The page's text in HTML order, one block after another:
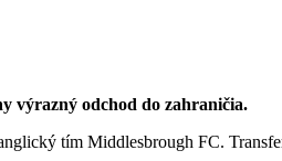
výrazný odchod do zahraničia.
tím Middlesbrough FC.